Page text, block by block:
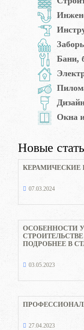
Бани,
Окна
Новые
КЕРАМИЧЕСКИЕ
07.03.2024
ОСОБЕННОСТИ
ПОДРОБНЕЕ В
03.05.2023
27.04.2023